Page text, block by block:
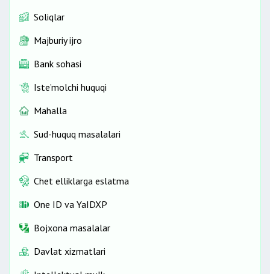
Soliqlar
Majburiy ijro
Bank sohasi
Iste’molchi huquqi
Mahalla
Sud-huquq masalalari
Transport
Chet elliklarga eslatma
One ID vа YaIDXP
Bojxona masalalar
Davlat xizmatlari